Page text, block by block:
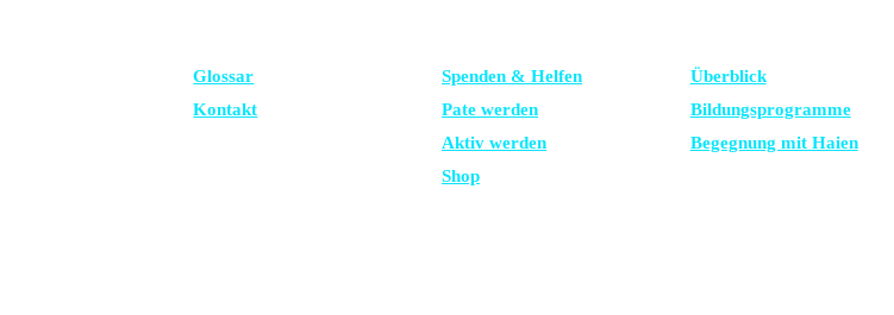
Glossar
Kontakt
Spenden & Helfen
Pate werden
Aktiv werden
Shop
Überblick
Bildungsprogramme
Begegnung mit Haien